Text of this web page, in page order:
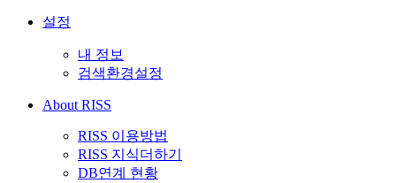
설정
내 정보
검색환경설정
About RISS
RISS 이용방법
RISS 지식더하기
DB연계 현황